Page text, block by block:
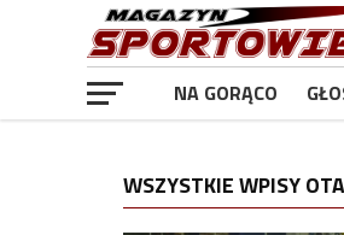
NA GORĄCO
WSZYSTKIE WPISY